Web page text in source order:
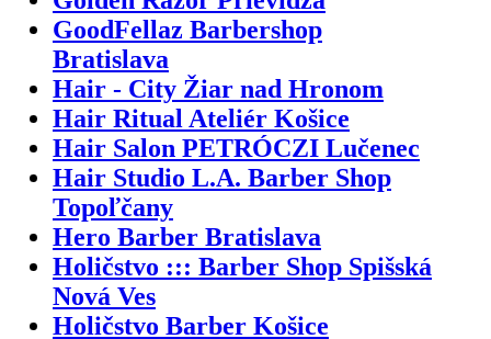
GoodFellaz Barbershop
Bratislava
Hair - City Žiar nad Hronom
Hair Ritual Ateliér Košice
Hair Salon PETRÓCZI Lučenec
Hair Studio L.A. Barber Shop
Topoľčany
Hero Barber Bratislava
Holičstvo ::: Barber Shop Spišská
Nová Ves
Holičstvo Barber Košice